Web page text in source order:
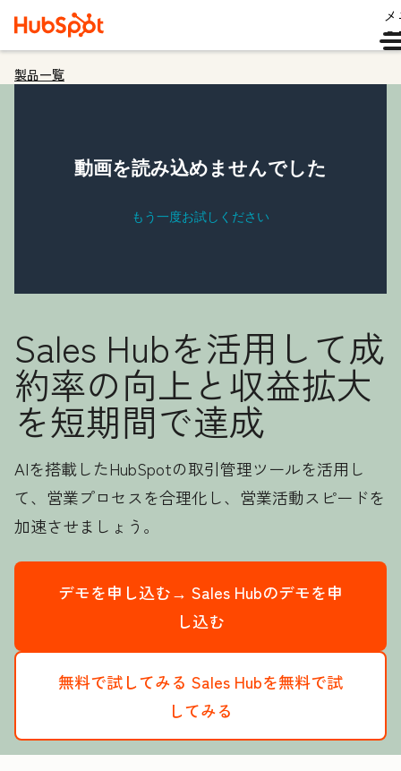
製品一覧
Sales Hubを活用して成
約率の向上と収益拡大
を短期間で達成
AIを搭載したHubSpotの取引管理ツールを活用し
て、営業プロセスを合理化し、営業活動スピードを
加速させましょう。
デモを申し込む→ Sales Hubのデモを申
し込む
無料で試してみる Sales Hubを無料で試
してみる